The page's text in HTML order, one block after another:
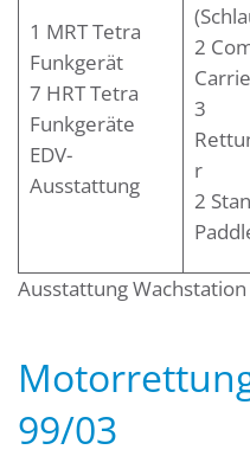
1 MRT Tetra
Funkgerät
7 HRT Tetra
Funkgeräte
EDV-
Ausstattung
2
3
r
2
Ausstattung Wachstation
99/03